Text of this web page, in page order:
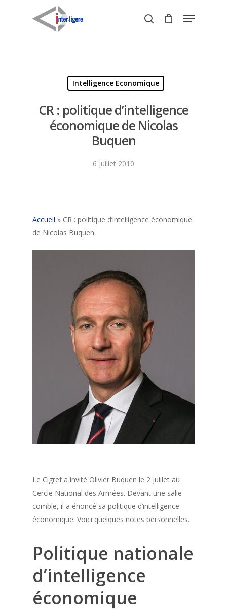
search
Menu
Intelligence Economique
CR : politique d’intelligence
économique de Nicolas
Buquen
6 juillet 2010
Accueil » CR : politique d’intelligence économique
de Nicolas Buquen
Le Cigref a invité Olivier Buquen le 2 juillet au
Cercle National des Armées. Devant une salle
comble, il a énoncé sa politique d’intelligence
économique. Voici quelques notes personnelles.
Politique nationale
d’intelligence
économique